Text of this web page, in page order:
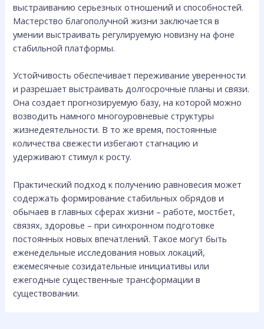
выстраиванию серьезных отношений и способностей.
Мастерство благополучной жизни заключается в
умении выстраивать регулируемую новизну на фоне
стабильной платформы.
Устойчивость обеспечивает переживание уверенности
и разрешает выстраивать долгосрочные планы и связи.
Она создает прогнозируемую базу, на которой можно
возводить намного многоуровневые структуры
жизнедеятельности. В то же время, постоянные
количества свежести избегают стагнацию и
удерживают стимул к росту.
Практический подход к получению равновесия может
содержать формирование стабильных обрядов и
обычаев в главных сферах жизни – работе, мостбет,
связях, здоровье – при синхронном подготовке
постоянных новых впечатлений. Такое могут быть
еженедельные исследования новых локаций,
ежемесячные созидательные инициативы или
ежегодные существенные трансформации в
существовании.